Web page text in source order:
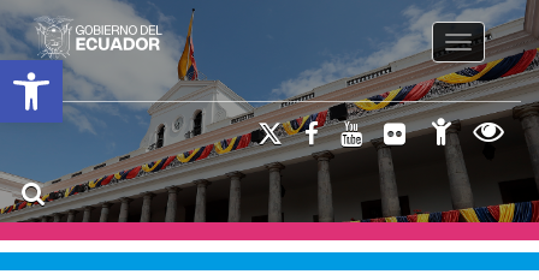
Open toolbar
Toggle